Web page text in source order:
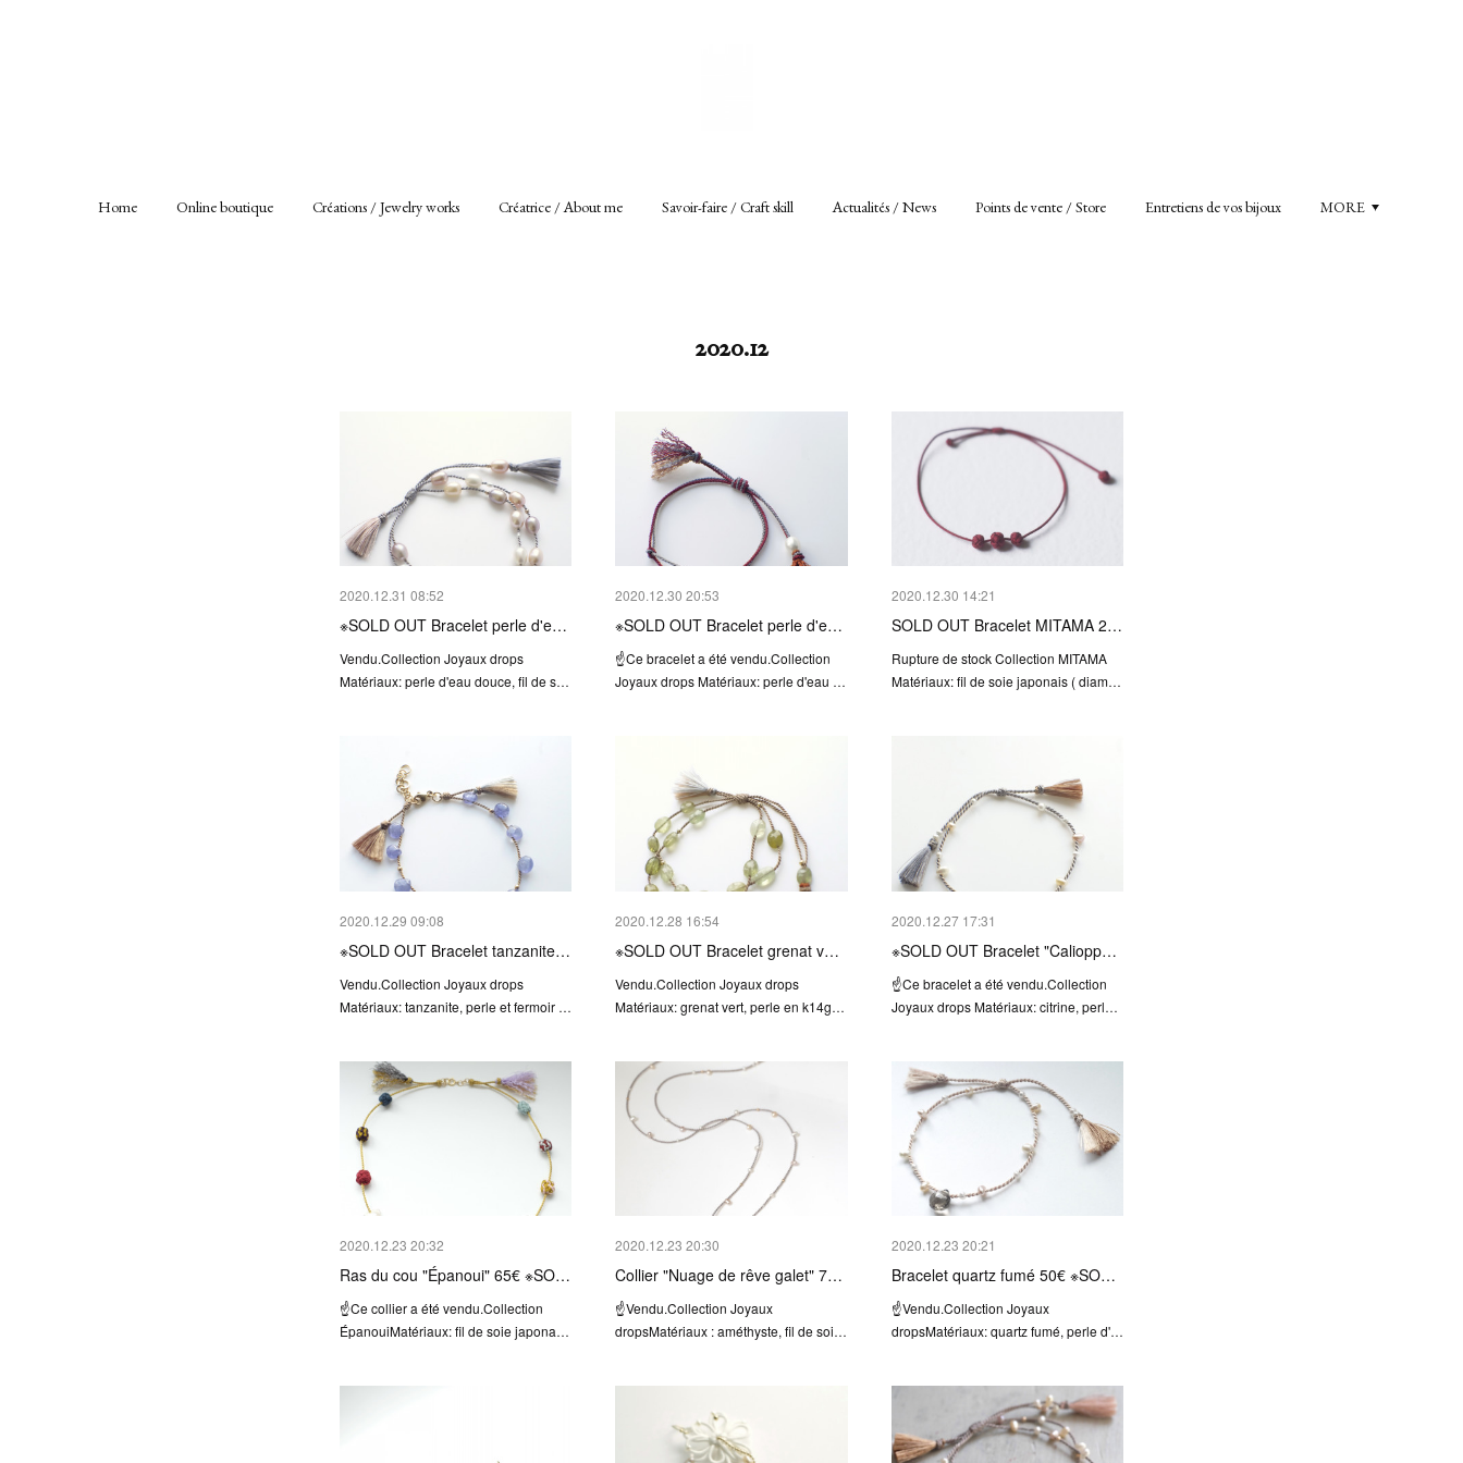
Home Online boutique Créations / Jewelry works Créatrice / About me Savoir-faire / Craft skill Actualités / News Points de vente / Store Entretiens de vos bijoux MORE
2020.12
2020.12.31 08:52
※SOLD OUT Bracelet perle d'e…
Vendu.Collection Joyaux drops
Matériaux: perle d'eau douce, fil de s…
2020.12.30 20:53
※SOLD OUT Bracelet perle d'e…
☝️Ce bracelet a été vendu.Collection
Joyaux drops Matériaux: perle d'eau …
2020.12.30 14:21
SOLD OUT Bracelet MITAMA 2…
Rupture de stock Collection MITAMA
Matériaux: fil de soie japonais ( diam…
2020.12.29 09:08
※SOLD OUT Bracelet tanzanite…
Vendu.Collection Joyaux drops
Matériaux: tanzanite, perle et fermoir …
2020.12.28 16:54
※SOLD OUT Bracelet grenat v…
Vendu.Collection Joyaux drops
Matériaux: grenat vert, perle en k14g…
2020.12.27 17:31
※SOLD OUT Bracelet "Caliopp…
☝️Ce bracelet a été vendu.Collection
Joyaux drops Matériaux: citrine, perl…
2020.12.23 20:32
Ras du cou "Épanoui" 65€ ※SO…
☝Ce collier a été vendu.Collection
ÉpanouiMatériaux: fil de soie japona…
2020.12.23 20:30
Collier "Nuage de rêve galet" 7…
☝Vendu.Collection Joyaux
dropsMatériaux : améthyste, fil de soi…
2020.12.23 20:21
Bracelet quartz fumé 50€ ※SO…
☝Vendu.Collection Joyaux
dropsMatériaux: quartz fumé, perle d'…